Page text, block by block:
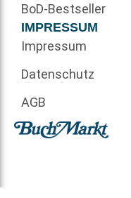
BoD-Bestseller
IMPRESSUM
Impressum
Datenschutz
AGB